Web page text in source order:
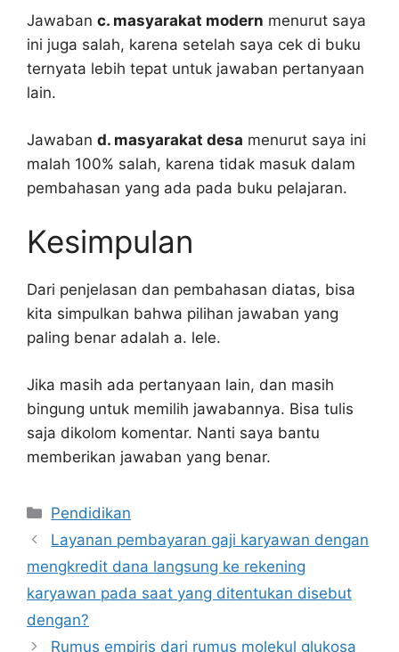
Jawaban c. masyarakat modern menurut saya
ini juga salah, karena setelah saya cek di buku
ternyata lebih tepat untuk jawaban pertanyaan
lain.
Jawaban d. masyarakat desa menurut saya ini
malah 100% salah, karena tidak masuk dalam
pembahasan yang ada pada buku pelajaran.
Kesimpulan
Dari penjelasan dan pembahasan diatas, bisa
kita simpulkan bahwa pilihan jawaban yang
paling benar adalah a. lele.
Jika masih ada pertanyaan lain, dan masih
bingung untuk memilih jawabannya. Bisa tulis
saja dikolom komentar. Nanti saya bantu
memberikan jawaban yang benar.
Kategori
Pendidikan
Layanan pembayaran gaji karyawan dengan
mengkredit dana langsung ke rekening
karyawan pada saat yang ditentukan disebut
dengan?
Rumus empiris dari rumus molekul glukosa